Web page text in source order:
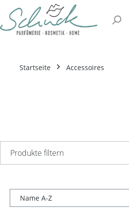
Zum Hauptinhalt springen
Startseite Accessoires
Produkte filtern